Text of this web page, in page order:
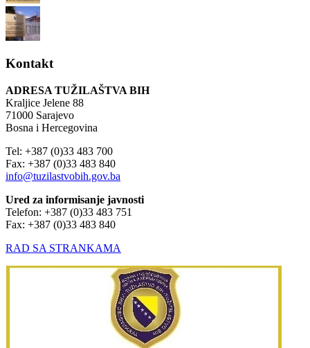
Kontakt
ADRESA TUŽILAŠTVA BIH
Kraljice Jelene 88
71000 Sarajevo
Bosna i Hercegovina
Tel: +387 (0)33 483 700
Fax: +387 (0)33 483 840
info@tuzilastvobih.gov.ba
Ured za informisanje javnosti
Telefon: +387 (0)33 483 751
Fax: +387 (0)33 483 840
RAD SA STRANKAMA